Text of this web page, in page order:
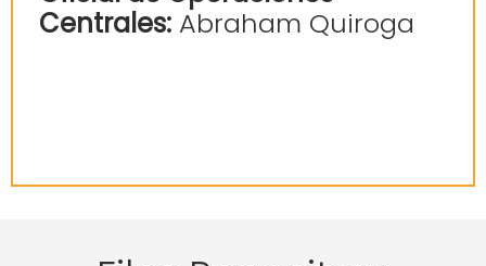
Centrales: Abraham Quiroga